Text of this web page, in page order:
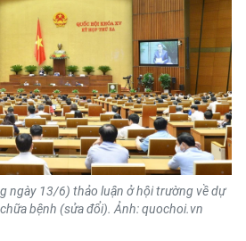
phía Bắc
Bộ và Tây
ngày 13/6) thảo luận ở hội trường về dự
bệnh (sửa đổi). Ảnh: quochoi.vn